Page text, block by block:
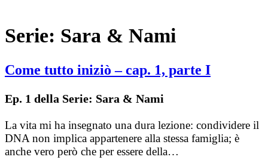
Serie: Sara & Nami
Come tutto iniziò – cap. 1, parte I
Ep. 1 della Serie: Sara & Nami
La vita mi ha insegnato una dura lezione: condividere il
DNA non implica appartenere alla stessa famiglia; è
anche vero però che per essere della…